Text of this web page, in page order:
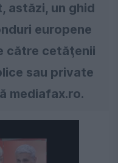
astăzi, un ghid
europene
către cetăţenii
sau private
mediafax.ro.